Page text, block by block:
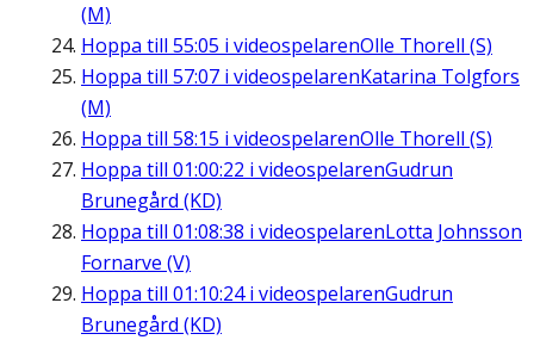
(M)
Hoppa till 55:05 i videospelarenOlle Thorell (S)
Hoppa till 57:07 i videospelarenKatarina Tolgfors
(M)
Hoppa till 58:15 i videospelarenOlle Thorell (S)
Hoppa till 01:00:22 i videospelarenGudrun
Brunegård (KD)
Hoppa till 01:08:38 i videospelarenLotta Johnsson
Fornarve (V)
Hoppa till 01:10:24i videospelarenGudrun
Brunegård (KD)